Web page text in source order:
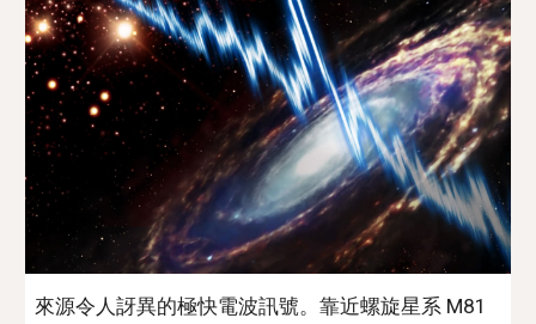
來源令人訝異的極快電波訊號。靠近螺旋星系 M81